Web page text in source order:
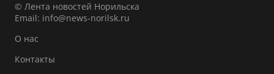
© Лента новостей Норильска
Email: info@news-norilsk.ru
О нас
Контакты